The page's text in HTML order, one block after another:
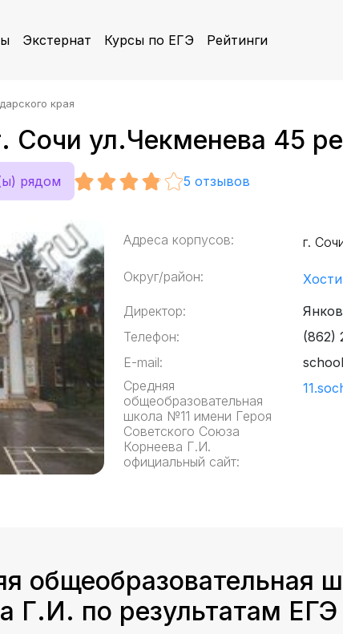
Экстернат Курсы по ЕГЭ Рейтинги
края
Сочи ул.Чекменева 45
рядом 5 отзывов
Адреса корпусов: г.
Округ/район:
Директор:
Телефон:
(862)
E-mail:
Средняя
общеобразовательная
школа №11 имени Героя
Советского Союза
Корнеева Г.И.
официальный сайт:
общеобразовательная
Г.И. по результатам ЕГЭ